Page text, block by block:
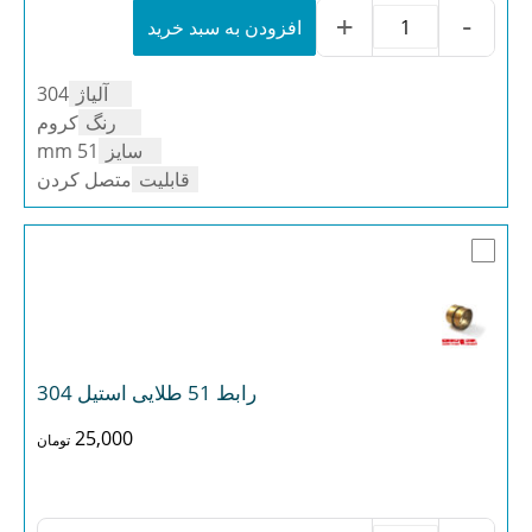
عدد
رابط
51
-
+ افزودن به سبد خرید
آلیاژ 304
رنگ کروم
سایز
51 mm
قابلیت متصل کردن
رابط 51 طلایی استیل 304
25,000 تومان